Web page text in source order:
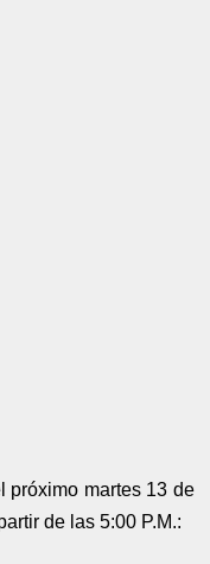
próximo martes 13 de
de las 5:00 P.M.: